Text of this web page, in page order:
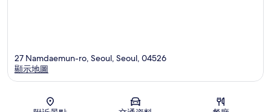
地圖
27 Namdaemun-ro, Seoul, Seoul, 04526
顯示地圖